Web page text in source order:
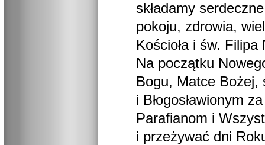
składamy
pokoju, zdrowia,
Kościoła i św. Filipa
Na początku
Bogu, Matce Bożej,
i Błogosławionym
Parafianom i
i przeżywać dni